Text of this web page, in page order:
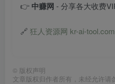
👉 中赚网 - 分享各大收费
🔗 狂人资源网 kr-ai-tool.com
© 版权声明
文章版权归作者所有，未经允许请